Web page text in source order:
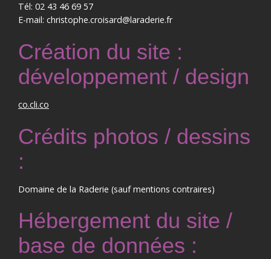
Tél: 02 43 46 69 57
E-mail: christophe.croisard@laraderie.fr
Création du site :
développement / design
co.cli.co
Crédits photos / dessins
:
Domaine de la Raderie (sauf mentions contraires)
Hébergement du site /
base de données :